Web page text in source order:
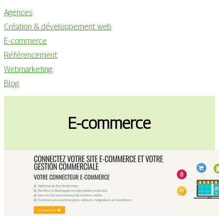
Agences
Création & développement web
E-commerce
Référencement
Webmarketing
Blog
E-commerce